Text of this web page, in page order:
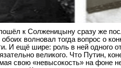
к Солженицыну сразу же
волновал тогда вопрос о
И ещё шире: роль в ней одного
великого. Что Путин,
свою «невысокость» на фоне